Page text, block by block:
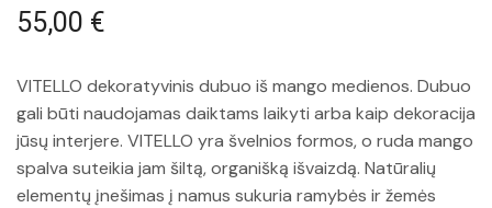
55,00 €
VITELLO dekoratyvinis dubuo iš mango medienos. Dubuo
gali būti naudojamas daiktams laikyti arba kaip dekoracija
jūsų interjere. VITELLO yra švelnios formos, o ruda mango
spalva suteikia jam šiltą, organišką išvaizdą. Natūralių
elementų įnešimas į namus sukuria ramybės ir žemės